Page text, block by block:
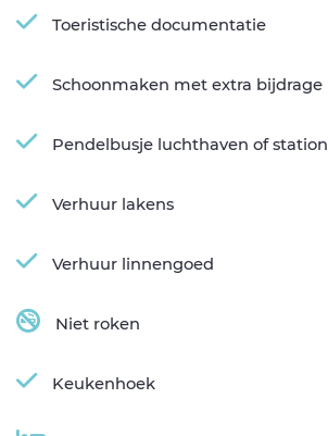
Toeristische documentatie
Schoonmaken met extra bijdrage
Pendelbusje luchthaven of station
Verhuur lakens
Verhuur linnengoed
Niet roken
Keukenhoek